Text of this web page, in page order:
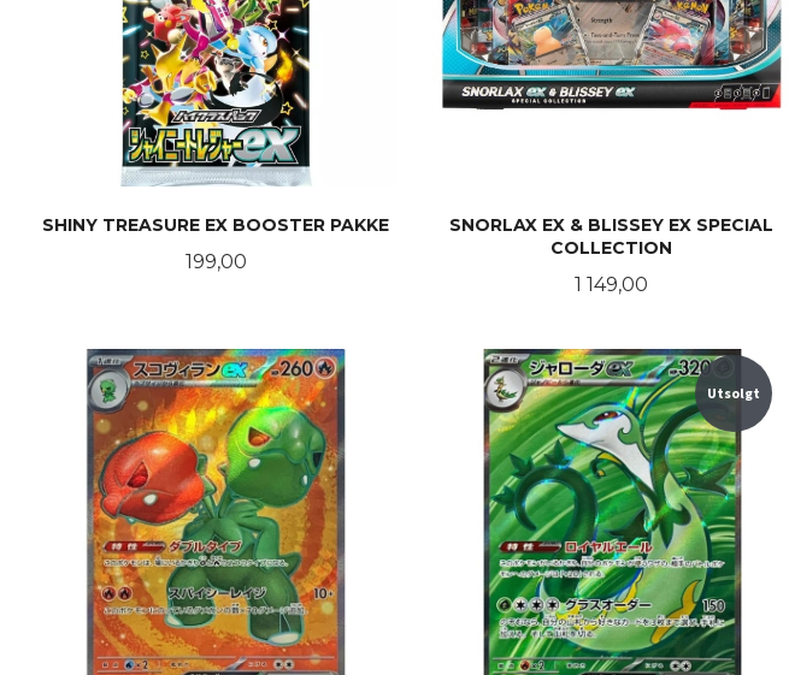
SHINY TREASURE EX BOOSTER PAKKE
Pris
199,00
KJØP
SNORLAX EX & BLISSEY EX SPECIAL
COLLECTION
Pris
1 149,00
KJØP
Utsolgt